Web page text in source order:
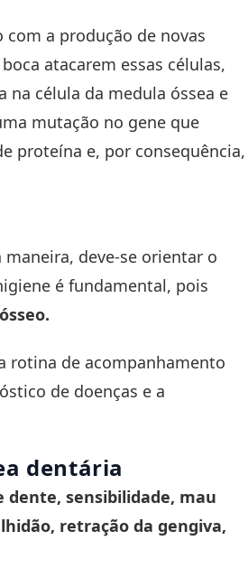
a produção de novas
atacarem essas células,
na célula da medula óssea e
mutação no gene que
proteína e, por consequência,
maneira, deve-se orientar o
é fundamental, pois
rotina de acompanhamento
de doenças e a
dentária
dente, sensibilidade, mau
retração da gengiva,